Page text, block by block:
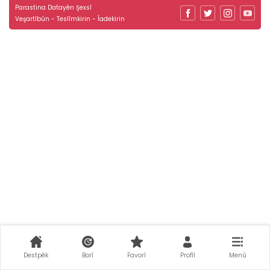
Parastina Datayên Şexsî
Veşartîbûn - Teslîmkirin - Îadekirin
Destpêk Borî Favorî Profîl Menû